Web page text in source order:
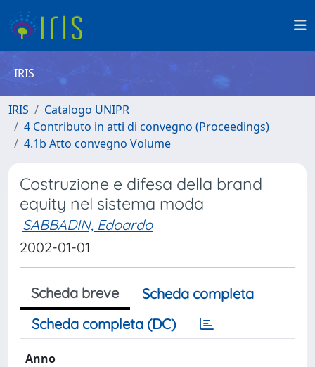
IRIS
IRIS
Catalogo UNIPR
4 Contributo in atti di convegno (Proceedings)
4.1b Atto convegno Volume
Costruzione e difesa della brand
equity nel sistema moda
SABBADIN, Edoardo
2002-01-01
Scheda breve
Scheda completa
Scheda completa (DC)
Anno